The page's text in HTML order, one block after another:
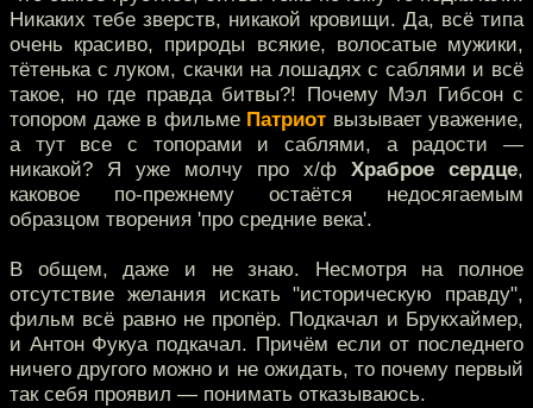
Никаких тебе зверств, никакой кровищи. Да, всё типа
очень красиво, природы всякие, волосатые мужики,
тётенька с луком, скачки на лошадях с саблями и всё
такое, но где правда битвы?! Почему Мэл Гибсон с
топором даже в фильме Патриот вызывает уважение,
а тут все с топорами и саблями, а радости —
никакой? Я уже молчу про х/ф Храброе сердце,
каковое по-прежнему остаётся недосягаемым
образцом творения 'про средние века'.
В общем, даже и не знаю. Несмотря на полное
отсутствие желания искать "историческую правду",
фильм всё равно не пропёр. Подкачал и Брукхаймер,
и Антон Фукуа подкачал. Причём если от последнего
ничего другого можно и не ожидать, то почему первый
так себя проявил — понимать отказываюсь.